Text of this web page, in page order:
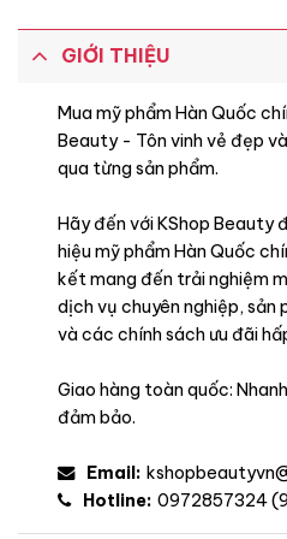
Lá Cây Bách,
Lá Xô Thơm,
Hương Cuối
Hoắc Hương,
Hương
Hương Biển,
GIỚI THIỆU
Mua mỹ phẩm Hàn Quốc
Beauty - Tôn vinh vẻ đẹp
qua từng sản phẩm.
Hãy đến với KShop Beauty
hiệu mỹ phẩm Hàn Quốc
kết mang đến trải nghiệm
dịch vụ chuyên nghiệp, sản
và các chính sách ưu đãi
Giao hàng toàn quốc:
đảm bảo.
Email:
Hotline: 0972857324